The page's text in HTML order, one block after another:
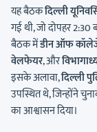
यह बैठकदिल्ली
गई थी, जो दोपहर
बैठक मेंडीन ऑफ
वेलफेयर, और
इसके अलावा,दिल्ली
उपस्थित थे, जिन्होंने
का आश्वासन दिया।